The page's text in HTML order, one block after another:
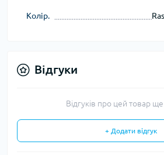
Колір.
Відгуки
Відгуків про цей товар
+ Додати відгук